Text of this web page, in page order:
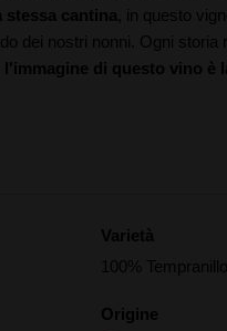
stessa cantina , in questo
dei nostri nonni. Ogni storia
l'immagine di questo vino è
Varietà
100% Tempranillo
Origine